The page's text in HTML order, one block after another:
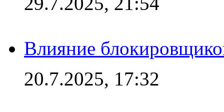
Влияние
20.7.2025, 17:32